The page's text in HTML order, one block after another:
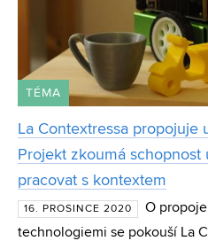
TÉMA
La Contextressa propojuje
Projekt zkoumá
pracovat s kontextem
16. PROSINCE 2020
O
technologiemi se pokouší La